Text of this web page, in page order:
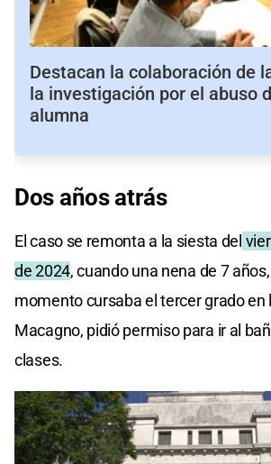
Destacan la colaboración de
la investigación por el abuso
alumna
Dos años atrás
El caso se remonta a la siesta del
de 2024, cuando una nena de 7
momento cursaba el tercer grado en
Macagno, pidió permiso para ir al
clases.